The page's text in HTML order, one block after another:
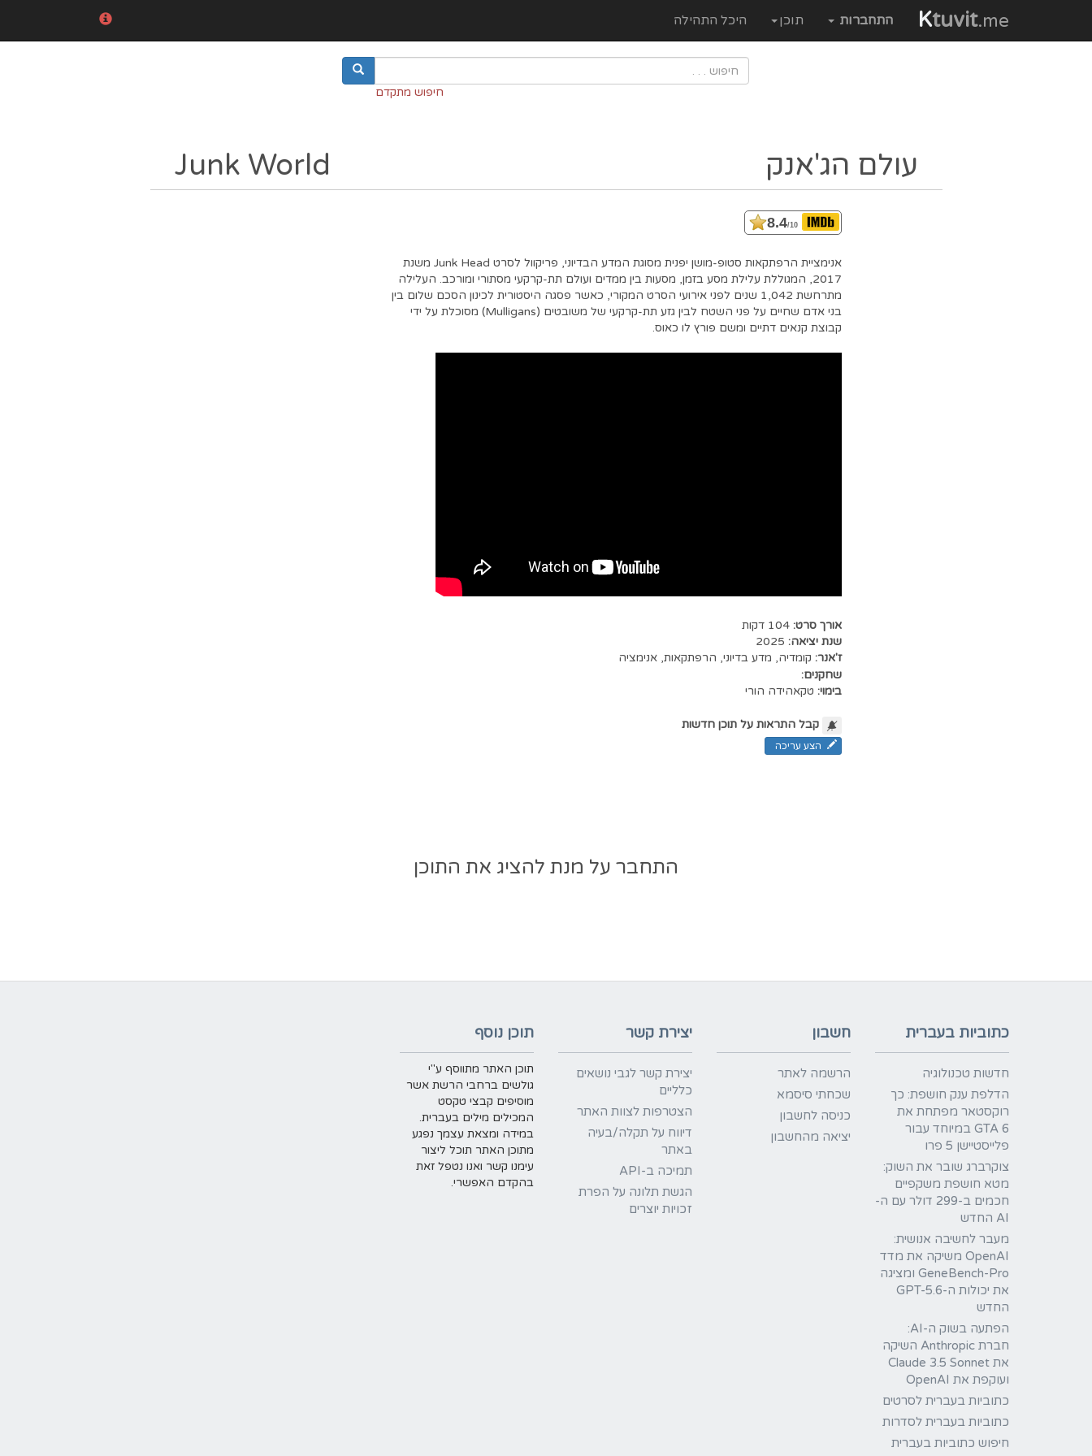
Ktuvit.me התחברות תוכן היכל התהילה
חיפוש מתקדם
עולם הג'אנק Junk World
8.4/10
אנימציית הרפתקאות סטופ-מושן יפנית מסוגת המדע הבדיוני, פריקוול לסרט Junk Head משנת
2017, המגוללת עלילת מסע בזמן, מסעות בין ממדים ועולם תת-קרקעי מסתורי ומורכב. העלילה
מתרחשת 1,042 שנים לפני אירועי הסרט המקורי, כאשר פסגה היסטורית לכינון הסכם שלום בין
בני אדם שחיים על פני השטח לבין גזע תת-קרקעי של משובטים (Mulligans) מסוכלת על ידי
קבוצת קנאים דתיים ומשם פורץ לו כאוס.
אורך סרט:104 דקות
שנת יציאה: 2025
ז'אנר: קומדיה, מדע בדיוני, הרפתקאות,אנימציה
שחקנים:
בימוי: טקאהידה הורי
קבל התראות על תוכן חדשות
הצע עריכה
התחבר על מנת להציג את התוכן
כתוביות בעברית
חדשות טכנולוגיה
הדלפת ענק חושפת: כך
רוקסטאר מפתחת את
GTA 6 במיוחד עבור
פלייסטיישן 5 פרו
צוקרברג שובר את השוק:
מטא חושפת משקפיים
חכמים ב-299 דולר עם ה-
AI החדש
מעבר לחשיבה אנושית:
OpenAI משיקה את מדד
GeneBench-Pro ומציגה
את יכולות ה-GPT-5.6
החדש
הפתעה בשוק ה-AI:
חברת Anthropic השיקה
את Claude 3.5 Sonnet
ועוקפת את OpenAI
כתוביות בעברית לסרטים
כתוביות בעברית לסדרות
חיפוש כתוביות בעברית
חשבון
הרשמה לאתר
שכחתי סיסמא
כניסה לחשבון
יציאה מהחשבון
יצירת קשר
יצירת קשר לגבי נושאים
כלליים
הצטרפות לצוות האתר
דיווח על תקלה/בעיה
באתר
תמיכה ב-API
הגשת תלונה על הפרת
זכויות יוצרים
תוכן נוסף
תוכן האתר מתווסף ע"י
גולשים ברחבי הרשת אשר
מוסיפים קבצי טקסט
המכילים מילים בעברית.
במידה ומצאת עצמך נפגע
מתוכן האתר תוכל ליצור
עימנו קשר ואנו נטפל זאת
בהקדם האפשרי.